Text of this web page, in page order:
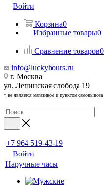
Войти
Корзина0
Избранные товары0
Сравнение товаров0
info@luckyhours.ru
г. Москва
ул. Ленинская слобода 19
* не является магазином и пунктом самовывоза
+7 964 519-43-19
Войти
Наручные часы